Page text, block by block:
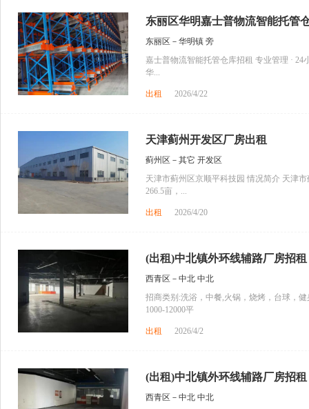
东丽区华明嘉士普物流智能托管
东丽区－华明镇 旁
嘉士普物流智能托管仓库招租 专业管理 · 24
华...
出租 2026/4/22
天津蓟州开发区厂房出租
蓟州区－其它 开发区
天津市蓟州区京顺平科技园 情况简介 天津
266.5亩，...
出租 2026/4/20
(出租)中北镇外环线辅路厂房招租
西青区－中北 中北
招商类别:洗浴，中餐,火锅，烧烤，台球，
1000-12000平
出租 2026/4/2
(出租)中北镇外环线辅路厂房招租
西青区－中北 中北